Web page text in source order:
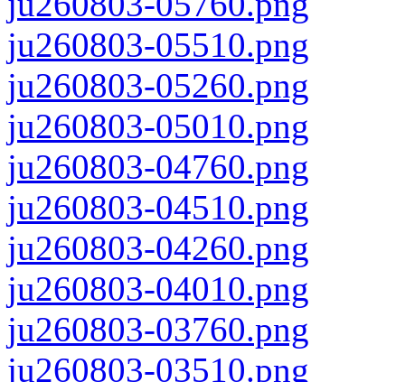
ju260803-05510.png
ju260803-05260.png
ju260803-05010.png
ju260803-04760.png
ju260803-04510.png
ju260803-04260.png
ju260803-04010.png
ju260803-03760.png
ju260803-03510.png